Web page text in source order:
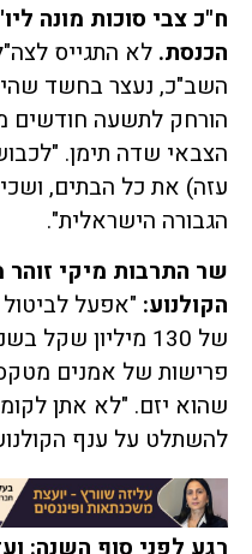
ח"כ צבי סוכות מונה
הכנסת. לא התגייס
השב"כ, נעצר בחשד
הורחק לתשעה חודשים
הצבאי שדה תימן.
עזה) את כל הבתים,
הגבורה הישראלית".
שר התרבות מיקי
הקולנוע: "אפעל
של 130 מיליון
פרישות של אמנים
שהוא יזם. "לא אתן
להשתלט על ענף